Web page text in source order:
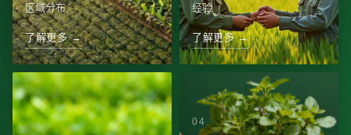
区域分布
了解更多 →
经验
了解更多 →